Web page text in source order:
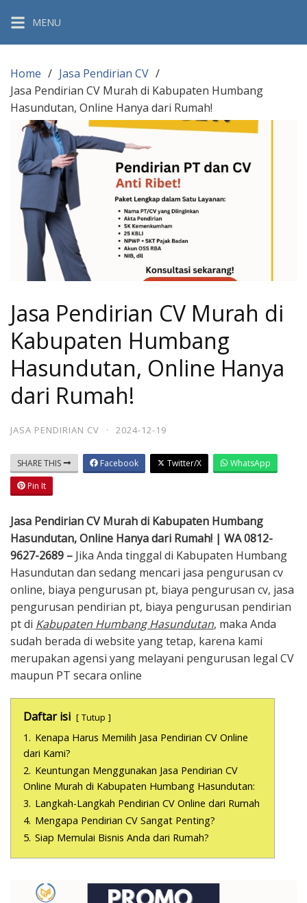
content
MENU
Home
Jasa Pendirian CV
Jasa Pendirian CV Murah di Kabupaten Humbang
Hasundutan, Online Hanya dari Rumah!
Jasa Pendirian CV Murah di
Kabupaten Humbang
Hasundutan, Online Hanya
dari Rumah!
JASA PENDIRIAN CV · 2024-12-19
SHARE THIS Facebook Twitter/X
WhatsApp
Pin It
Jasa Pendirian CV Murah di Kabupaten Humbang
Hasundutan, Online Hanya dari Rumah! | WA 0812-
9627-2689 – Jika Anda tinggal di Kabupaten Humbang
Hasundutan dan sedang mencari jasa pengurusan cv
online, biaya pengurusan pt, biaya pengurusan cv, jasa
pengurusan pendirian pt, biaya pengurusan pendirian
pt di Kabupaten Humbang Hasundutan, maka Anda
sudah berada di website yang tetap, karena kami
merupakan agensi yang melayani pengurusan legal CV
maupun PT secara online
Daftar isi Tutup
1. Kenapa Harus Memilih Jasa Pendirian CV Online
dari Kami?
2. Keuntungan Menggunakan Jasa Pendirian CV
Online Murah di Kabupaten Humbang Hasundutan:
3. Langkah-Langkah Pendirian CV Online dari Rumah
4. Mengapa Pendirian CV Sangat Penting?
5. Siap Memulai Bisnis Anda dari Rumah?